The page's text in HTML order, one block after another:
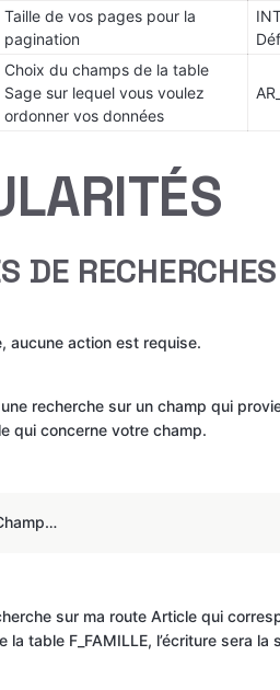
Taille de vos pages pour la
pagination
Choix du champs de la table
Sage sur lequel vous voulez
ordonner vos données
DE RECHERCHES
aucune action est requise.
recherche sur un champ qui
qui concerne votre champ.
sur ma route Article qui
la table F_FAMILLE, l’écriture sera la